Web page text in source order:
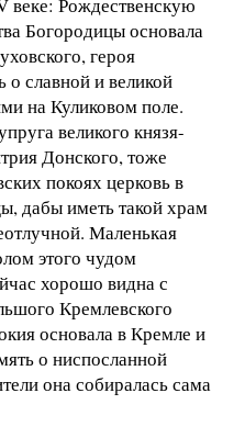
Богородицы основала
героя
о славной и великой
на Куликовом поле.
великого князя-
Донского, тоже
покоях церковь в
дабы иметь такой храм
Маленькая
этого чудом
хорошо видна с
Кремлевского
основала в Кремле и
о ниспосланной
она собиралась сама